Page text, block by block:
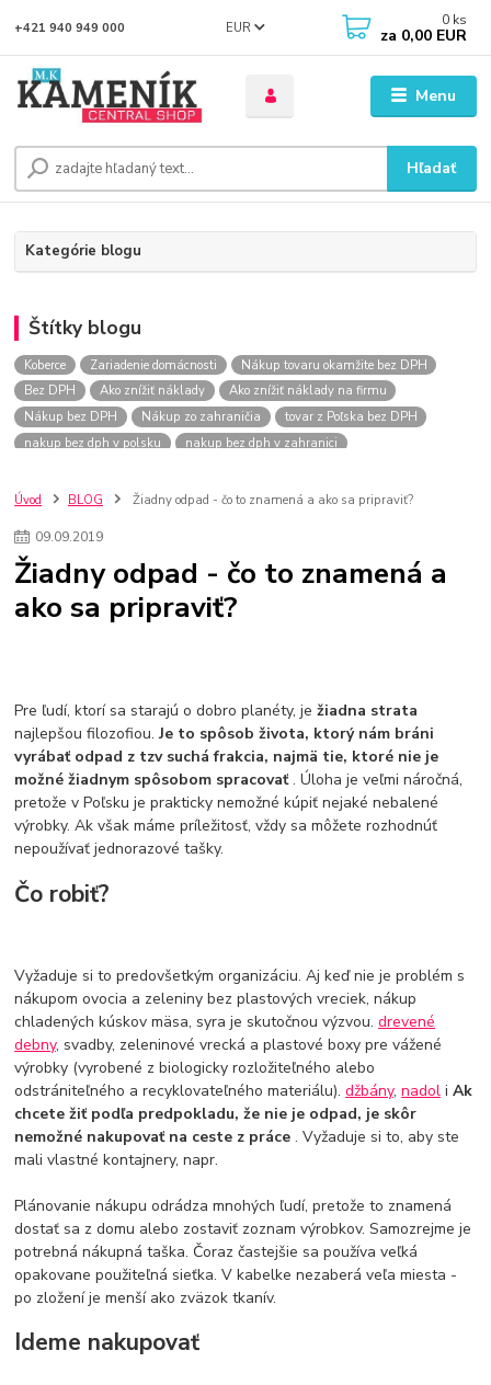
Menu
EUR
Hľadať
+421 940 949 000 0 ks
za 0,00 EUR
Kategórie blogu
Štítky blogu
Koberce Zariadenie domácnosti
Nákup tovaru okamžite bez DPH
Bez DPH
Ako znížiť náklady
Ako znížiť náklady na firmu
Nákup bez DPH
Nákup zo zahraničia
tovar z Poľska bez DPH
nakup bez dph v polsku
nakup bez dph v zahranici
nakupovanie na firmu bez dph
szco nakup bez dph
doplnky
zlaté doplnky
Drezové batérie
Umyvadlové batérie
Kuchynské batérie
Drez so zásuvko
Drezy Kuchynské drezy
Kúpeľnové koberce
Behúne
čalúnená textília
Poťahové látky
Poťahové látky na nábytok
Provence
Usporiadanie obývacej izby Nábytok Boxy a obedáre
Úvod BLOG Žiadny odpad - čo to znamená a ako sa pripraviť?
09.09.2019
Žiadny odpad - čo to znamená a
ako sa pripraviť?
Pre ľudí, ktorí sa starajú o dobro planéty, ježiadna strata
najlepšou filozofiou.Je to spôsob života, ktorý nám bráni
vyrábať odpad z tzv suchá frakcia, najmä tie, ktoré nie je
možné žiadnym spôsobom spracovať. Úloha je veľmi náročná,
pretože v Poľsku je prakticky nemožné kúpiť nejaké nebalené
výrobky. Ak však máme príležitosť, vždy sa môžete rozhodnúť
nepoužívať jednorazové tašky.
Čo robiť?
Vyžaduje si to predovšetkým organizáciu. Aj keď nie je problém s
nákupom ovocia a zeleniny bez plastových vreciek, nákup
chladených kúskov mäsa, syra je skutočnou výzvou.drevené
debny, svadby, zeleninové vrecká a plastové boxy pre vážené
výrobky (vyrobené z biologicky rozložiteľného alebo
odstrániteľného a recyklovateľného materiálu).džbány,nadol iAk
chcete žiť podľa predpokladu, že nie je odpad, je skôr
nemožné nakupovať na ceste z práce. Vyžaduje si to, aby ste
mali vlastné kontajnery, napr.
Plánovanie nákupu odrádza mnohých ľudí, pretože to znamená
dostať sa z domu alebo zostaviť zoznam výrobkov. Samozrejme je
potrebná nákupná taška. Čoraz častejšie sa používa veľká
opakovane použiteľná sieťka. V kabelke nezaberá veľa miesta -
po zložení je menší ako zväzok tkanív.
Ideme nakupovať